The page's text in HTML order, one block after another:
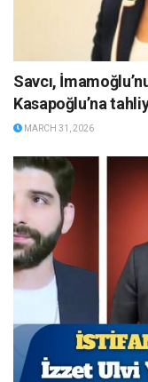
Savcı,
Kasapoğlu’na
MARCH 31, 2026